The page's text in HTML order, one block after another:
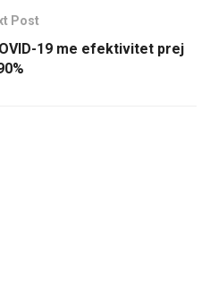
Post
19 me efektivitet prej